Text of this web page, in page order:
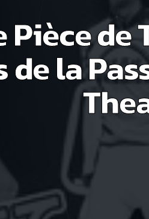
de
de la